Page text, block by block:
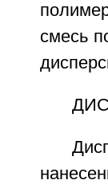
смесь